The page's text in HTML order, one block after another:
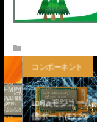
コンポーネント
LoRaモジュール評
価ボード(E220-
Contact